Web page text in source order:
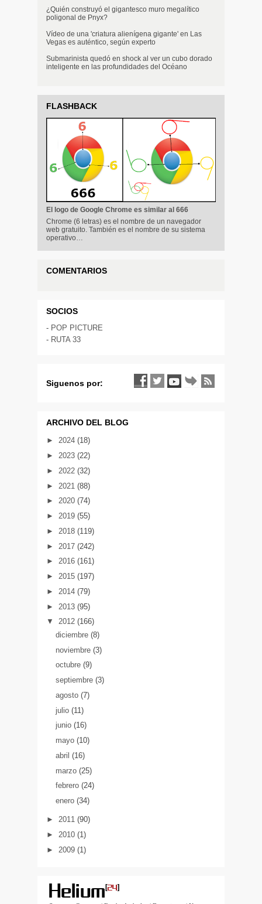
¿Quién construyó el gigantesco muro megalítico
poligonal de Pnyx?
Vídeo de una 'criatura alienígena gigante' en Las
Vegas es auténtico, según experto
Submarinista quedó en shock al ver un cubo dorado
inteligente en las profundidades del Océano
FLASHBACK
El logo de Google Chrome es similar al 666
Chrome (6 letras) es el nombre de un navegador
web gratuito. También es el nombre de su sistema
operativo…
COMENTARIOS
SOCIOS
- POP PICTURE
- RUTA 33
Siguenos por:
ARCHIVO DEL BLOG
► 2024 (18)
► 2023 (22)
► 2022 (32)
► 2021 (88)
► 2020 (74)
► 2019 (55)
► 2018 (119)
► 2017 (242)
► 2016 (161)
► 2015 (197)
► 2014 (79)
► 2013 (95)
▼ 2012 (166)
diciembre (8)
noviembre (3)
octubre (9)
septiembre (3)
agosto (7)
julio (11)
junio (16)
mayo (10)
abril (16)
marzo (25)
febrero (24)
enero (34)
► 2011 (90)
► 2010 (1)
► 2009 (1)